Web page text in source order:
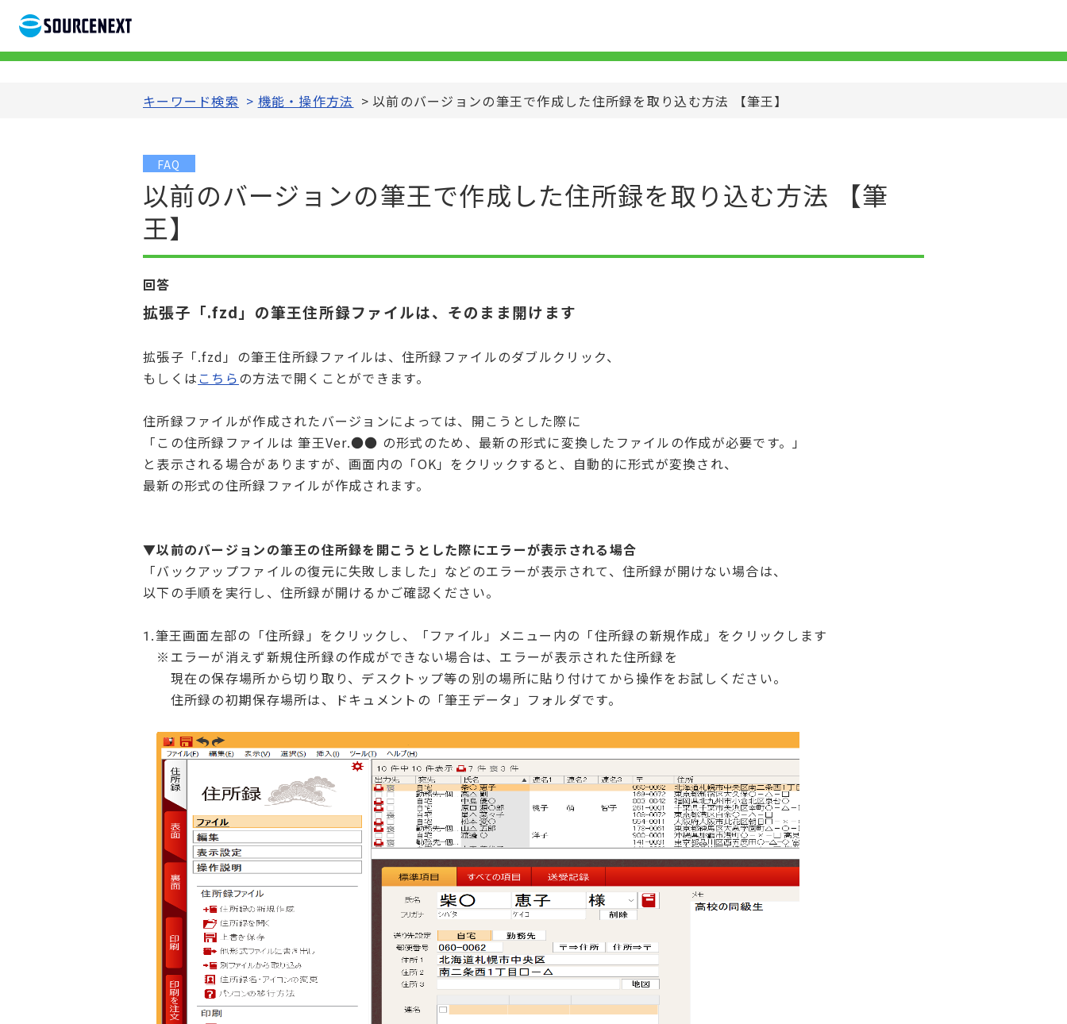
キーワード検索 > 機能・操作方法 > 以前のバージョンの筆王で作成した住所録を取り込む方法 【筆王】
FAQ
以前のバージョンの筆王で作成した住所録を取り込む方法 【筆
王】
回答
拡張子「.fzd」の筆王住所録ファイルは、そのまま開けます
拡張子「.fzd」の筆王住所録ファイルは、住所録ファイルのダブルクリック、
もしくは こちらの方法で開くことができます。
住所録ファイルが作成されたバージョンによっては、開こうとした際に
「この住所録ファイルは 筆王Ver.●● の形式のため、最新の形式に変換したファイルの作成が必要です。」
と表示される場合がありますが、画面内の「OK」をクリックすると、自動的に形式が変換され、
最新の形式の住所録ファイルが作成されます。
▼以前のバージョンの筆王の住所録を開こうとした際にエラーが表示される場合
「バックアップファイルの復元に失敗しました」などのエラーが表示されて、住所録が開けない場合は、
以下の手順を実行し、住所録が開けるかご確認ください。
1.筆王画面左部の「住所録」をクリックし、「ファイル」メニュー内の「住所録の新規作成」をクリックします
※エラーが消えず新規住所録の作成ができない場合は、エラーが表示された住所録を
現在の保存場所から切り取り、デスクトップ等の別の場所に貼り付けてから操作をお試しください。
住所録の初期保存場所は、ドキュメントの「筆王データ」フォルダです。